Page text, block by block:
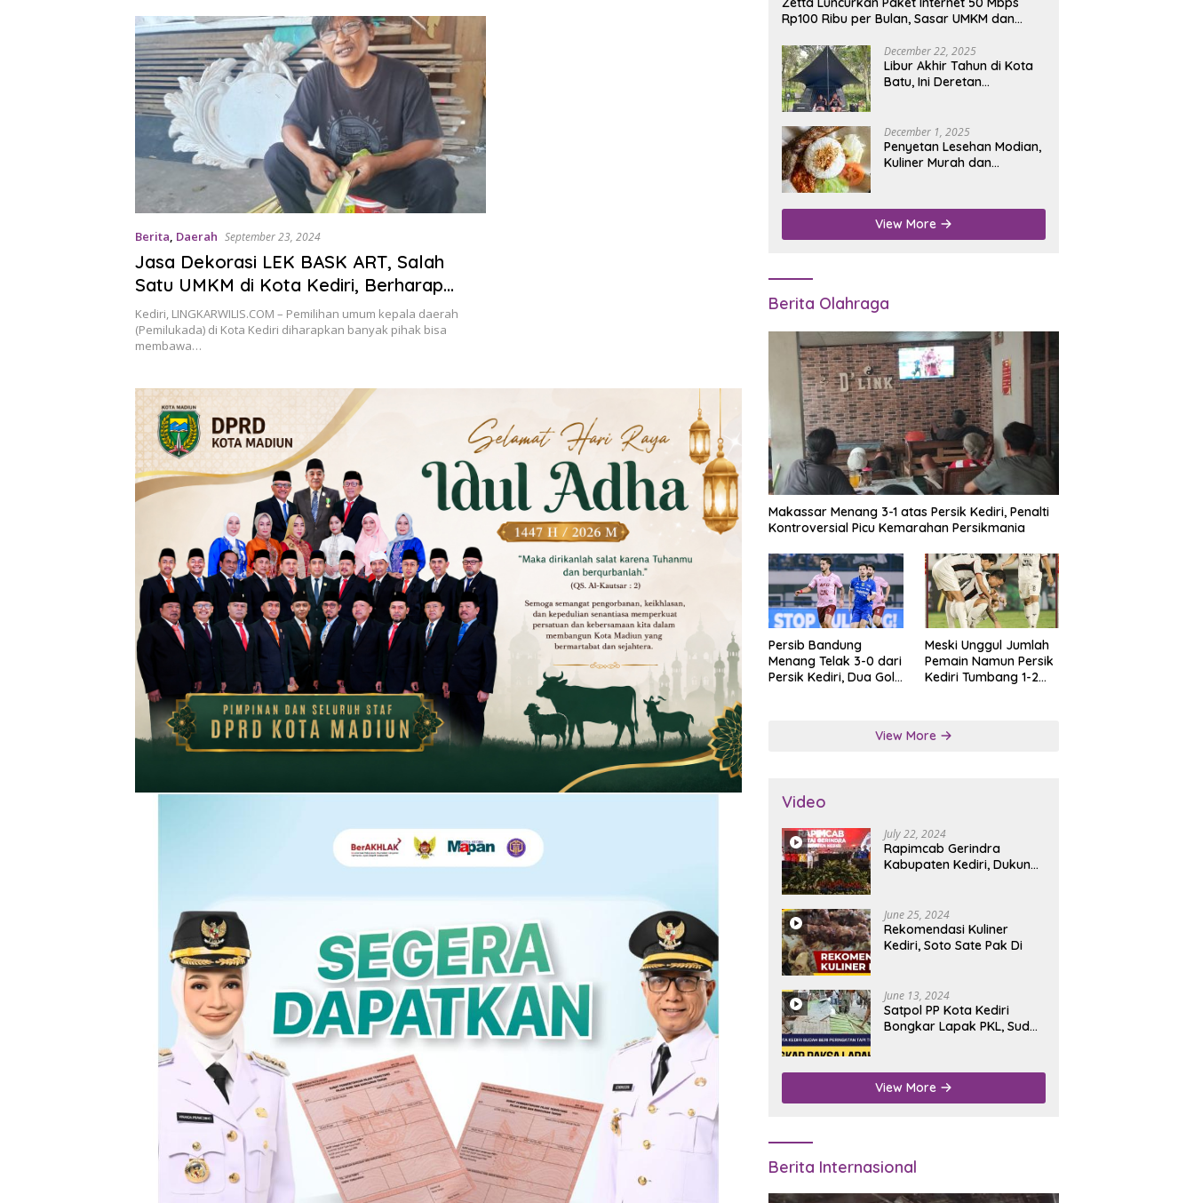
Berita, Daerah September 23, 2024
Jasa Dekorasi LEK BASK ART, Salah
Satu UMKM di Kota Kediri, Berharap
Pemimpin yang Peduli pada Pengusaha
Kecil
Kediri, LINGKARWILIS.COM – Pemilihan umum kepala daerah
(Pemilukada) di Kota Kediri diharapkan banyak pihak bisa
membawa…
Rp100 Ribu per Bulan, Sasar UMKM dan
December 22, 2025
Libur Akhir Tahun di Kota
Batu, Ini Deretan
December 1, 2025
Penyetan Lesehan Modian,
Kuliner Murah dan
Nganjuk
View More
Berita Olahraga
Makassar Menang 3-1 atas Persik Kediri, Penalti
Kontroversial Picu Kemarahan Persikmania
Persib Bandung
Menang Telak 3-0 dari
Persik Kediri, Dua Gol
Meski Unggul Jumlah
Pemain Namun Persik
Kediri Tumbang 1-2
View More
Video
July 22, 2024
Rapimcab Gerindra
Kabupaten Kediri, Dukung
June 25, 2024
Rekomendasi Kuliner
Kediri, Soto Sate Pak Di
June 13, 2024
Satpol PP Kota Kediri
Bongkar Lapak PKL, Sudah
View More
Berita Internasional